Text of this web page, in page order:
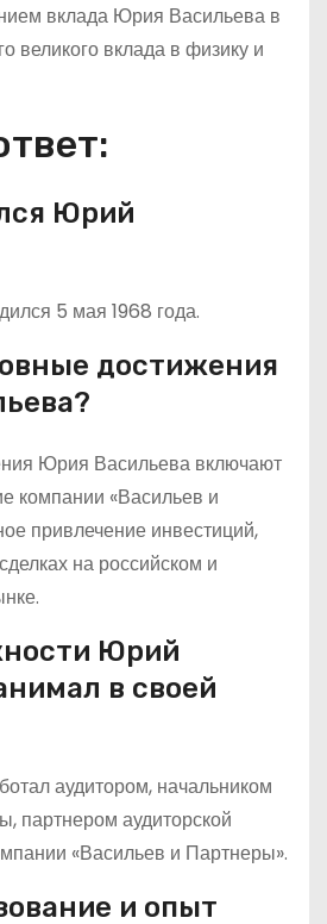
вклада Юрия Васильева в
великого вклада в физику и
Юрий
5 мая 1968 года.
достижения
Юрия Васильева включают
компании «Васильев и
привлечение инвестиций,
на российском и
Юрий
в своей
аудитором, начальником
партнером аудиторской
«Васильев и Партнеры».
и опыт